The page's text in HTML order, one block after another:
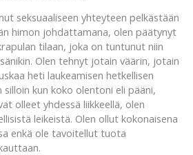
seksuaaliseen yhteyteen pelkästään
himon johdattamana, olen päätynyt
tilaan, joka on tuntunut niin
Olen tehnyt jotain väärin, jotain
heti laukeamisen hetkellisen
silloin kun koko olentoni eli pääni,
olleet yhdessä liikkeellä, olen
leikeistä. Olen ollut kokonaisena
enkä ole tavoitellut tuota